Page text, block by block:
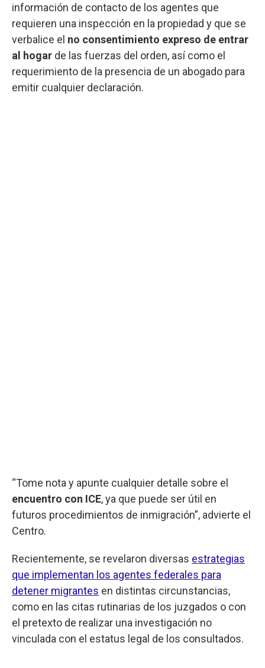
información de contacto de los agentes que
requieren una inspección en la propiedad y que se
verbalice el no consentimiento expreso de entrar
al hogar de las fuerzas del orden, así como el
requerimiento de la presencia de un abogado para
emitir cualquier declaración.
“Tome nota y apunte cualquier detalle sobre el
encuentro con ICE, ya que puede ser útil en
futuros procedimientos de inmigración”, advierte el
Centro.
Recientemente, se revelaron diversas estrategias
que implementan los agentes federales para
detener migrantes en distintas circunstancias,
como en las citas rutinarias de los juzgados o con
el pretexto de realizar una investigación no
vinculada con el estatus legal de los consultados.